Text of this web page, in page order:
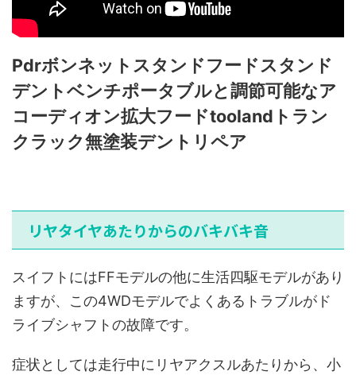
Pdrボンネットスタンドフードスタンド
デントベンチポータブルと調節可能なア
コーディオン拡大フードtoolandトラン
クラック無塗装デントリペア
リヤタイヤあたりからのバキバキ音
スイフトにはFFモデルの他に生活四駆モデルがあり
ますが、この4WDモデルでよくあるトラブルがド
ライブシャフトの故障です。
症状としては走行中にリヤアクスルあたりから、小